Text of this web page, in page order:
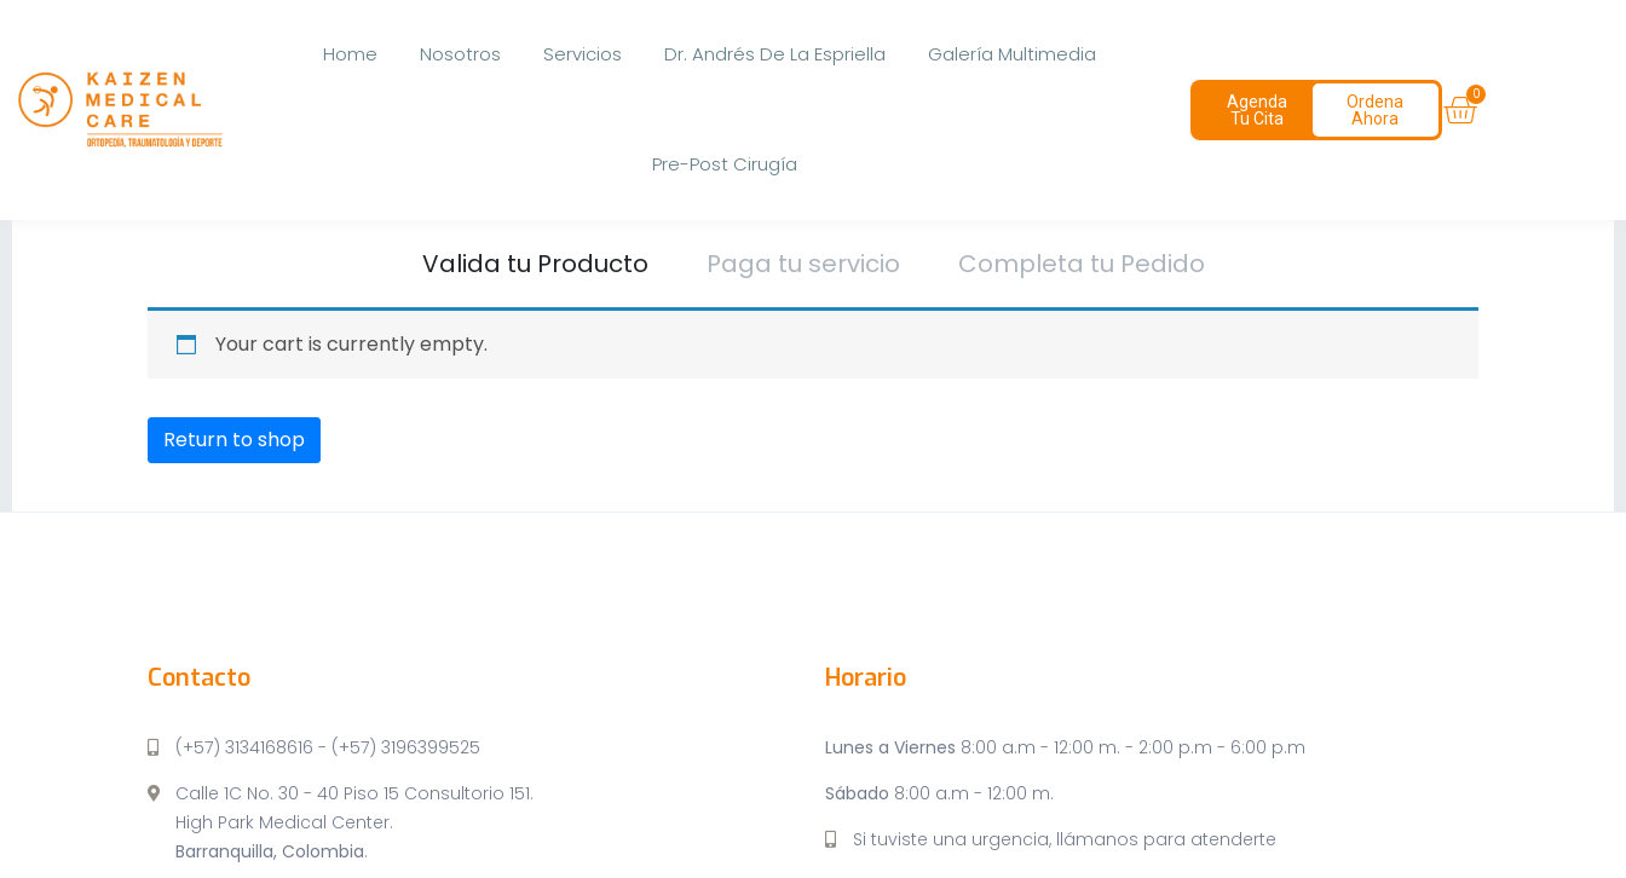
Home Nosotros Servicios Dr. Andrés De La Espriella Galería Multimedia
Pre-Post Cirugía
Agenda
Tu Cita
Ordena
Ahora
Valida tu Producto Paga tu servicio Completa tu Pedido
Your cart is currently empty.
Return to shop
Contacto
(+57) 3134168616 - (+57) 3196399525
Calle 1C No. 30 - 40 Piso 15 Consultorio 151.
High Park Medical Center.
Barranquilla, Colombia.
Horario
Lunes a Viernes 8:00 a.m - 12:00 m. - 2:00 p.m - 6:00 p.m
Sábado 8:00 a.m - 12:00 m.
Si tuviste una urgencia, llámanos para atenderte